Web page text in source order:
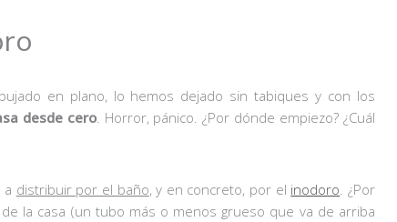
en plano, lo hemos dejado sin tabiques y con los
desde cero. Horror, pánico. ¿Por dónde empiezo? ¿Cuál
a distribuir por el baño, y en concreto, por el inodoro . ¿Por
la casa (un tubo más o menos grueso que va de arriba